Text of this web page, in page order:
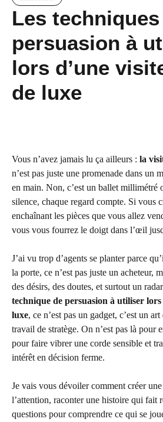
Les
persuasion à
lors d’une
de luxe
Vous n’avez jamais lu ça ailleurs : la
n’est pas juste une promenade dans un
en main. Non, c’est un ballet millimétré
silence, chaque regard compte. Si vous
enchaînant les pièces que vous allez
vous vous fourrez le doigt dans l’œil
J’ai vu trop d’agents se planter parce
la porte, ce n’est pas juste un acheteur,
des désirs, des doutes, et surtout un
technique de persuasion à utiliser
luxe, ce n’est pas un gadget, c’est un
travail de stratège. On n’est pas là pour
pour faire vibrer une corde sensible et
intérêt en décision ferme.
Je vais vous dévoiler comment créer
l’attention, raconter une histoire qui fait
questions pour comprendre ce qui se